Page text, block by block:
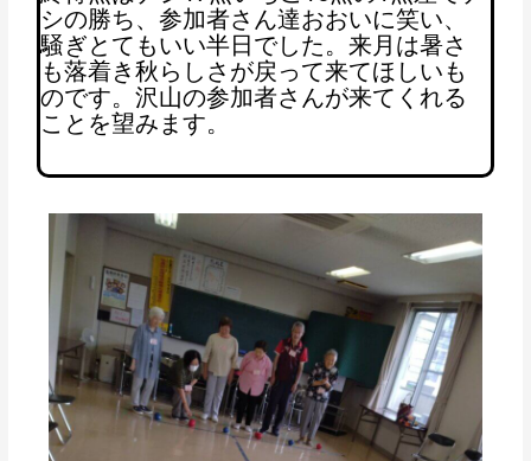
シの勝ち、参加者さん達おおいに笑い、
騒ぎとてもいい半日でした。来月は暑さ
も落着き秋らしさが戻って来てほしいも
のです。沢山の参加者さんが来てくれる
ことを望みます。